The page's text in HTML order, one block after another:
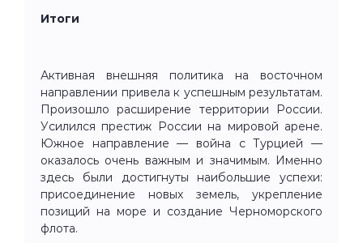
Итоги
Активная внешняя политика на восточном
направлении привела к успешным результатам.
Произошло расширение территории России.
Усилился престиж России на мировой арене.
Южное направление — война с Турцией —
оказалось очень важным и значимым. Именно
здесь были достигнуты наибольшие успехи:
присоединение новых земель, укрепление
позиций на море и создание Черноморского
флота.